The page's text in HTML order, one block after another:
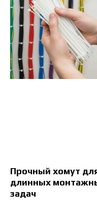
Прочный хомут
длинных
задач